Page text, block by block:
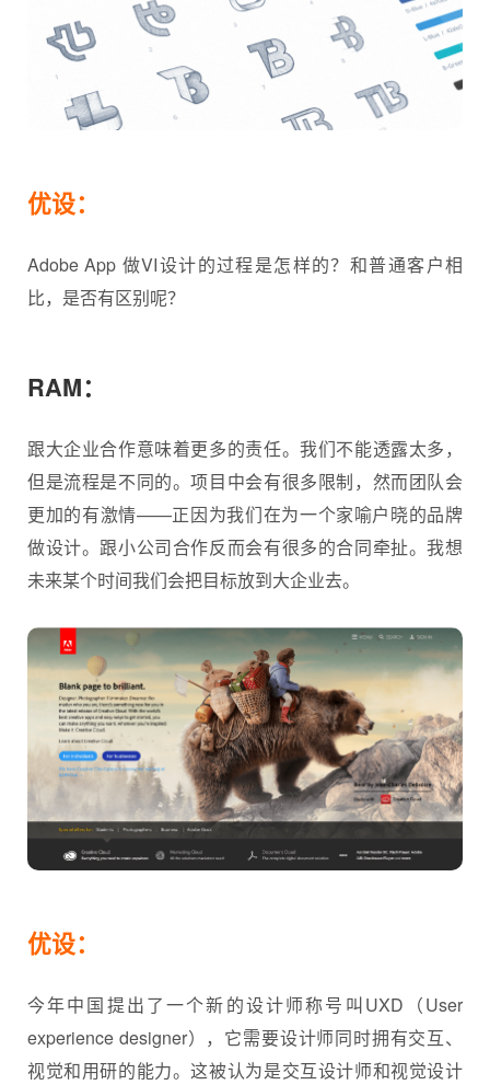
优设：
Adobe App 做VI设计的过程是怎样的？和普通客户相
比，是否有区别呢？
RAM：
跟大企业合作意味着更多的责任。我们不能透露太多，
但是流程是不同的。项目中会有很多限制，然而团队会
更加的有激情——正因为我们在为一个家喻户晓的品牌
做设计。跟小公司合作反而会有很多的合同牵扯。我想
未来某个时间我们会把目标放到大企业去。
优设：
今年中国提出了一个新的设计师称号叫UXD（User
experience designer），它需要设计师同时拥有交互、
视觉和用研的能力。这被认为是交互设计师和视觉设计